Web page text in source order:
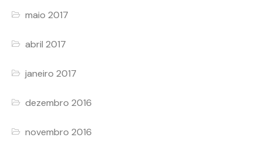
maio 2017
abril 2017
janeiro 2017
dezembro 2016
novembro 2016